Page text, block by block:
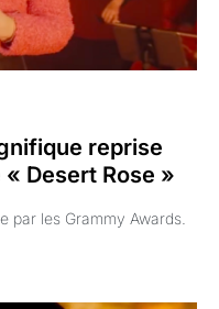
reprise
Desert Rose »
par les Grammy Awards.